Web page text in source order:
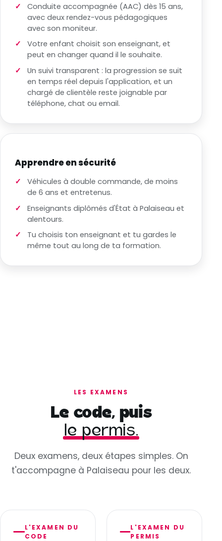
Conduite accompagnée (AAC) dès 15 ans,
avec deux rendez-vous pédagogiques
avec son moniteur.
Votre enfant choisit son enseignant, et
peut en changer quand il le souhaite.
Un suivi transparent : la progression se suit
en temps réel depuis l'application, et un
chargé de clientèle reste joignable par
téléphone, chat ou email.
Apprendre en sécurité
Véhicules à double commande, de moins
de 6 ans et entretenus.
Enseignants diplômés d'État à Palaiseau et
alentours.
Tu choisis ton enseignant et tu gardes le
même tout au long de ta formation.
LES EXAMENS
Le code, puis
le permis.
Deux examens, deux étapes simples. On
t'accompagne à Palaiseau pour les deux.
L'EXAMEN DU
CODE
L'EXAMEN DU
PERMIS